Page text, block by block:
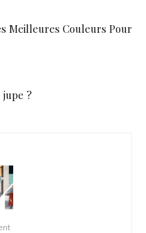
Meilleures Couleurs Pour
?